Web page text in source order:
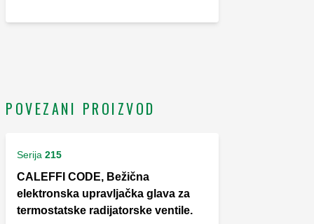
POVEZANI PROIZVOD
Serija 215
CALEFFI CODE, Bežična
elektronska upravljačka glava za
termostatske radijatorske ventile.